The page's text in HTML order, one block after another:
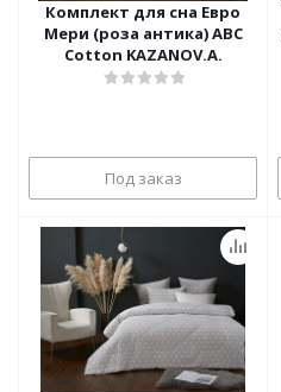
Комплект для сна Евро
Мери (роза антика) ABC
Cotton KAZANOV.A.
Под заказ